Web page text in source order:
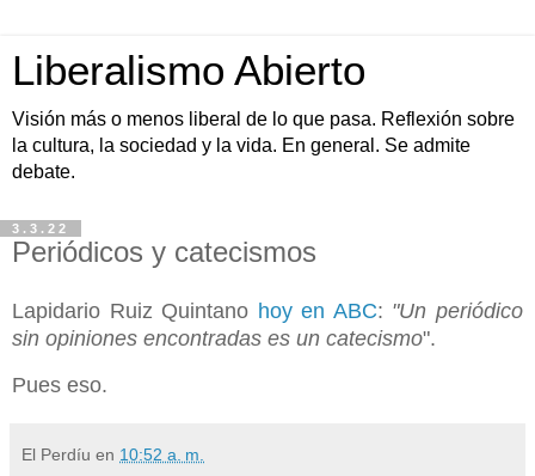
Liberalismo Abierto
Visión más o menos liberal de lo que pasa. Reflexión sobre
la cultura, la sociedad y la vida. En general. Se admite
debate.
3.3.22
Periódicos y catecismos
Lapidario Ruiz Quintano hoy en ABC: "Un periódico
sin opiniones encontradas es un catecismo".
Pues eso.
El Perdíu en 10:52 a. m.